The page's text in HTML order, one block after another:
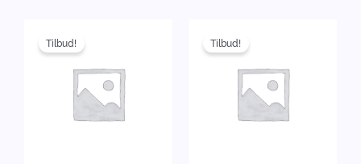
Tilbud!oprindelige
pris
299.95kr..189.95kr..
Tilbud!oprindelige
pris
199.95kr..89.95kr..